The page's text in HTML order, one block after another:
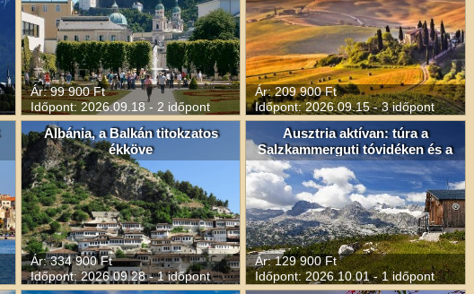
Ár: 99 900 Ft
Időpont: 2026.09.18 - 2 időpont
Ár: 209 900 Ft
Időpont: 2026.09.15 - 3 időpont
Albánia, a Balkán titokzatos
ékköve
Ár: 334 900 Ft
Időpont: 2026.09.28 - 1 időpont
Ausztria aktívan: túra a
Salzkammerguti tóvidéken és a
Dachsteinen
Ár: 129 900 Ft
Időpont: 2026.10.01 - 1 időpont